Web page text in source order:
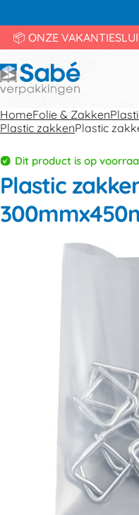
📦 ONZE
HomeFolie & Zakken
Plastic zakkenPlastic
Dit product is op
Plastic